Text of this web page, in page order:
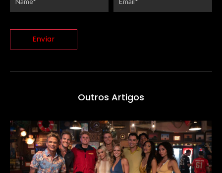
Outros Artigos